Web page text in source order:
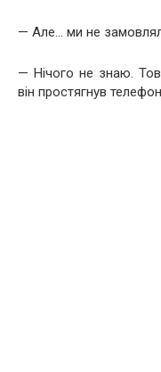
— Але… ми не
— Нічого не знаю.
він простягнув